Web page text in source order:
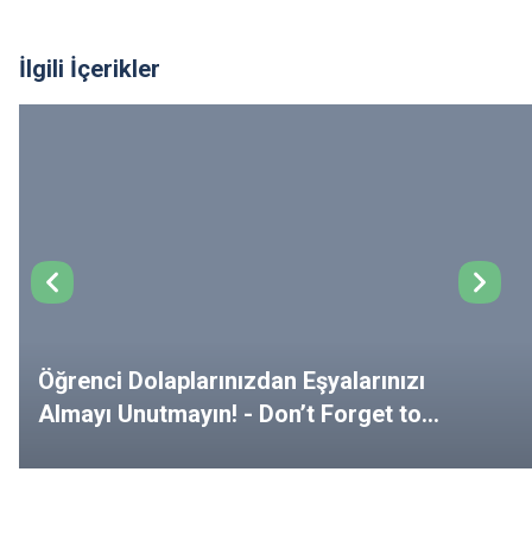
İlgili İçerikler
Öğrenci Dolaplarınızdan Eşyalarınızı
Almayı Unutmayın! - Don’t Forget to